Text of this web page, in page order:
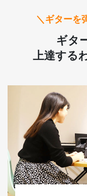
＼ギターを
ギタ
上達する